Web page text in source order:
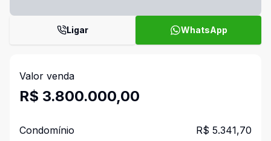
Ligar WhatsApp
Valor venda
R$ 3.800.000,00
Condomínio R$ 5.341,70